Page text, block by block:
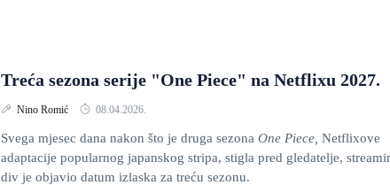
Treća sezona serije "One Piece" na Netflixu 2027.
Nino Romić 08.04.2026.
Svega mjesec dana nakon što je druga sezona One Piece, Netflixove
adaptacije popularnog japanskog stripa, stigla pred gledatelje,
div je objavio datum izlaska za treću sezonu.